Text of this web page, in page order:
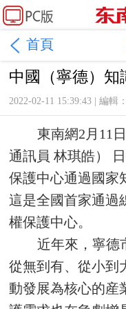
首頁
中國（寧德）知
2022-02-11 15:39:43 | 編輯
東南網2月11
通訊員 林琪皓）
保護中心通過國家
這是全國首家通過
權保護中心。
近年來，寧德
從無到有、從小到
動發展為核心的産